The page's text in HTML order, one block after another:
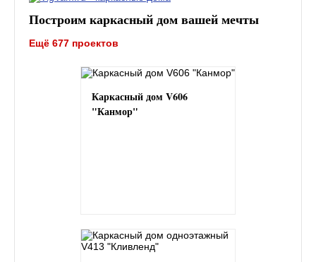
Построим каркасный дом вашей мечты
Ещё 677 проектов
Каркасный дом V606
"Канмор"